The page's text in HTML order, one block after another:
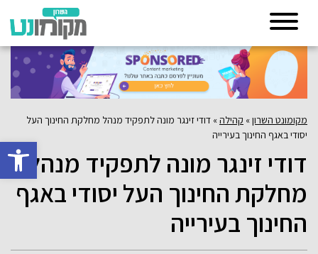
פתח
מקומונט השרון» קהילה» דודי זינגר מונה לתפקיד מנהל מחלקת החינוך העל
יסודי באגף החינוך בעירייה
דודי זינגר מונה לתפקיד מנהל
מחלקת החינוך העל יסודי באגף
החינוך בעירייה